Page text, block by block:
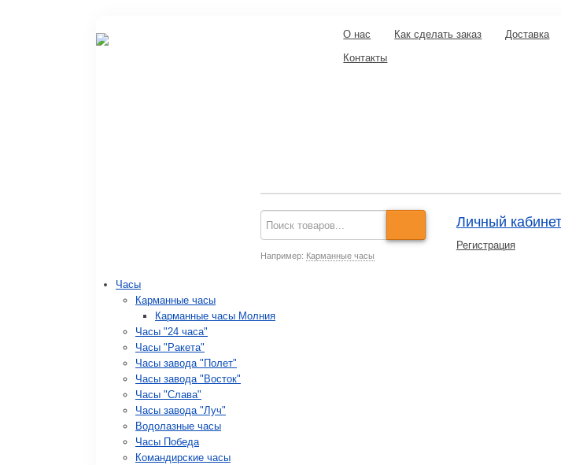
О нас Как сделать заказ Доставка
Контакты
Например: Карманные часы
Личный кабинет
Регистрация
Часы
Карманные часы
Карманные часы Молния
Часы "24 часа"
Часы "Ракета"
Часы завода "Полет"
Часы завода "Восток"
Часы "Слава"
Часы завода "Луч"
Водолазные часы
Часы Победа
Командирские часы